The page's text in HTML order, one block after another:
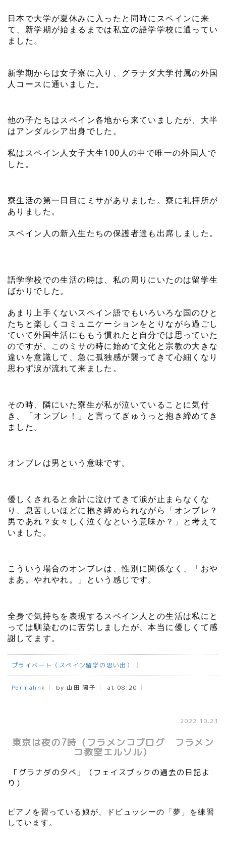
日本で大学が夏休みに入ったと同時にスペインに来
て、新学期が始まるまでは私立の語学学校に通ってい
ました。
新学期からは女子寮に入り、グラナダ大学付属の外国
人コースに通いました。
他の子たちはスペイン各地から来ていましたが、大半
はアンダルシア出身でした。
私はスペイン人女子大生100人の中で唯一の外国人で
した。
寮生活の第一日目にミサがありました。寮に礼拝所が
ありました。
スペイン人の新入生たちの保護者達も出席しました。
語学学校での生活の時は、私の周りにいたのは留学生
ばかりでした。
あまり上手くないスペイン語でもいろいろな国のひと
たちと楽しくコミュニケーションをとりながら過ごし
ていて外国生活にももう慣れたと自分では思っていた
のですが、このミサの時に始めて文化と宗教の大きな
違いを意識して、急に孤独感が襲ってきて心細くなり
思わず涙が流れて来ました。
その時、隣にいた寮生が私が泣いていることに気付
き、「オンブレ！」と言ってぎゅうっと抱き締めてき
ました。
オンブレは男という意味です。
優しくされると余計に泣けてきて涙が止まらなくな
り、息苦しいほどに抱き締められながら「オンブレ？
男であれ？女々しく泣くなという意味か？」と考えて
いました。
こういう場合のオンブレは、性別に関係なく、「おや
まあ。やれやれ。」という感じです。
全身で気持ちを表現するスペイン人との生活は私にと
っては馴染むのに苦労しましたが、本当に優しくて感
謝してます。
プライベート（スペイン留学の思い出）
Permalink by 山田 陽子 at 08:20
2022.10.21
東京は夜の7時（フラメンコブログ フラメン
コ教室エルソル）
「グラナダの夕べ」（フェイスブックの過去の日記よ
り）
ピアノを習っている娘が、ドビュッシーの「夢」を練習
しています。